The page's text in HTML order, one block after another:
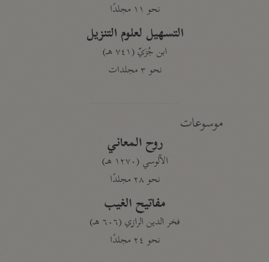
نحو ١١ مجلدًا
التسهيل لعلوم التنزيل
ابن جُزَيّ (٧٤١ هـ)
نحو ٣ مجلدات
موسوعات
روح المعاني
الآلوسي (١٢٧٠ هـ)
نحو ٢٨ مجلدًا
مفاتيح الغيب
فخر الدين الرازي (٦٠٦ هـ)
نحو ٢٤ مجلدًا